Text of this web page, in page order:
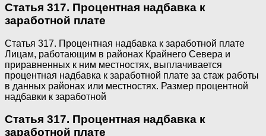
Статья 317. Процентная надбавка к
заработной плате
Статья 317. Процентная надбавка к заработной плате
Лицам, работающим в районах Крайнего Севера и
приравненных к ним местностях, выплачивается
процентная надбавка к заработной плате за стаж работы
в данных районах или местностях. Размер процентной
надбавки к заработной
Статья 317. Процентная надбавка к
заработной плате